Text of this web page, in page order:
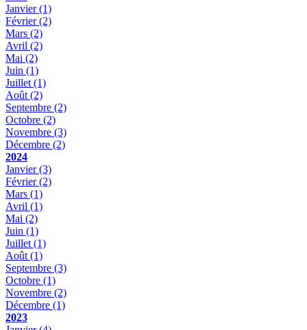
Janvier(1)
Février(2)
Mars (2)
Avril (2)
Mai (2)
Juin (1)
Juillet (1)
Août (2)
Septembre (2)
Octobre (2)
Novembre (3)
Décembre (2)
2024
Janvier(3)
Février(2)
Mars (1)
Avril (1)
Mai (2)
Juin (1)
Juillet (1)
Août (1)
Septembre (3)
Octobre (1)
Novembre (2)
Décembre (1)
2023